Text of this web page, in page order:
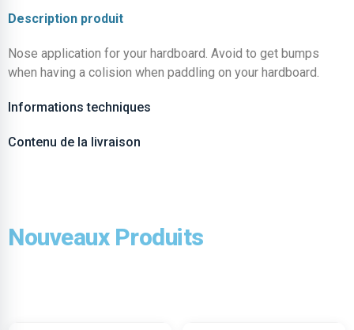
Description produit
Nose application for your hardboard. Avoid to get bumps
when having a colision when paddling on your hardboard.
Informations techniques
Contenu de la livraison
Nouveaux Produits